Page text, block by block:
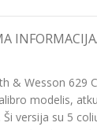
INFORMACIJA
& Wesson 629
modelis,
versija su 5